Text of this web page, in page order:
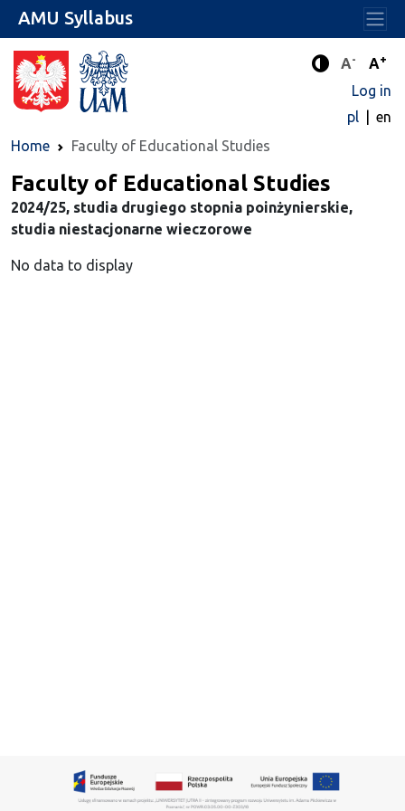
Enhanced
A- A+
Log in
pl
en
Home
Faculty of Educational Studies
AMU Syllabus
Faculty of Educational Studies
2024/25, studia drugiego stopnia poinżynierskie,
studia niestacjonarne wieczorowe
No data to display